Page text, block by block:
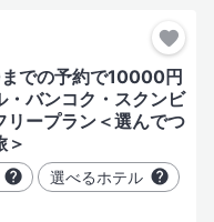
での予約で10000円
・バンコク・スクンビ
リープラン＜選んでつ
＞
選べるホテル